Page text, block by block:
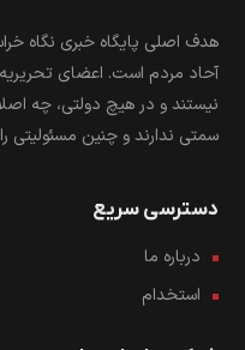
هدف اصلی پایگاه خبری نگاه
آحاد مردم است. اعضای
نیستند و در هیچ دولتی، چه
سمتی ندارند و چنین مسئولیتی
دسترسی سریع
درباره ما
استخدام